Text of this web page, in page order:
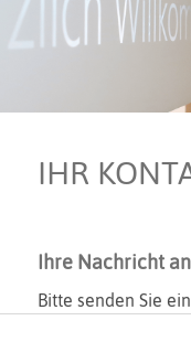
IHR
Ihre Nachricht
Bitte senden Sie